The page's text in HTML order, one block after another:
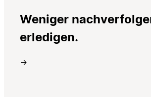
Weniger
erledigen.
→